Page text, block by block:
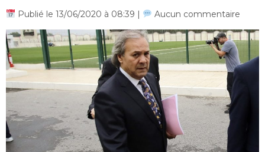
Publié le 13/06/2020 à 08:39 | Aucun commentaire